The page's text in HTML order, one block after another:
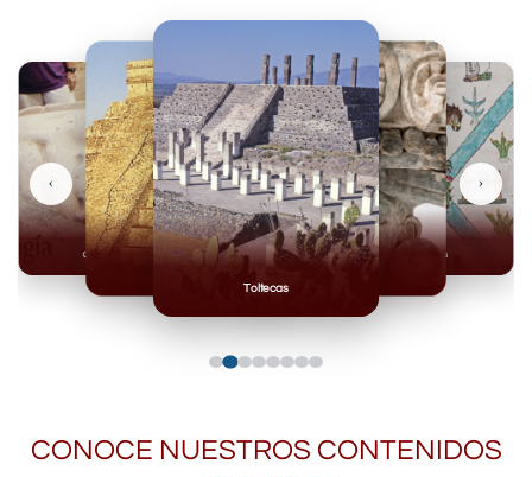
Toltecas
Mexicas
Olmecas
‹ ›
CONOCE NUESTROS CONTENIDOS